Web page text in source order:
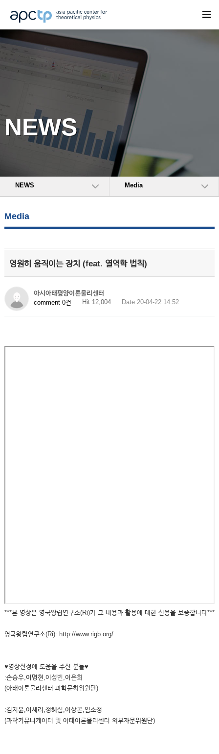
NEWS
NEWS Media
Media
영원히 움직이는 장치 (feat. 열역학 법칙)
아시아태평양이론물리센터
comment 0건
Hit 12,004 Date 20-04-22 14:52
***본 영상은 영국왕립연구소(Ri)가 그 내용과 활용에 대한 신용을 보증합니다***
영국왕립연구소(Ri): http://www.rigb.org/
♥영상선정에 도움을 주신 분들♥
:손승우,이명현,이성빈,이은희
(아태이론물리센터 과학문화위원단)
:김지윤,이세리,정혜심,이상곤,임소정
(과학커뮤니케이터 및 아태이론물리센터 외부자문위원단)